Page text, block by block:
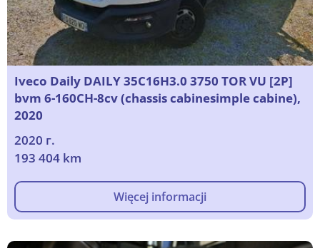
Iveco Daily DAILY 35C16H3.0 3750 TOR VU [2P]
bvm 6-160CH-8cv (chassis cabinesimple cabine),
2020
2020 г.
193 404 km
Więcej informacji